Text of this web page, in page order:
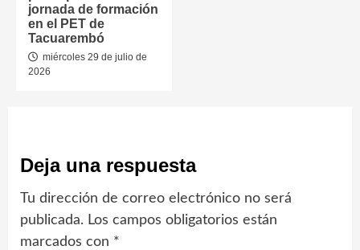
jornada de formación
en el PET de
Tacuarembó
miércoles 29 de julio de
2026
Deja una respuesta
Tu dirección de correo electrónico no será
publicada. Los campos obligatorios están
marcados con *